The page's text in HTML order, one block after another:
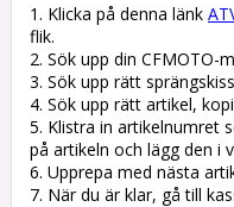
1. Klicka på denna länk
flik.
2. Sök upp din CFMOTO-
3. Sök upp rätt
4. Sök upp rätt artikel,
5. Klistra in artikelnumret
på artikeln och lägg den i
6. Upprepa med nästa
7. När du är klar, gå till